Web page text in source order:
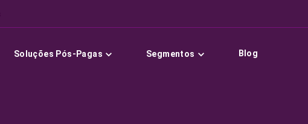
Soluções Pós-Pagas Segmentos Blog